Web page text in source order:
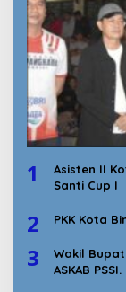
1
Asisten II
Santi Cup I
2 PKK Kota
3
Wakil
ASKAB PSSI.